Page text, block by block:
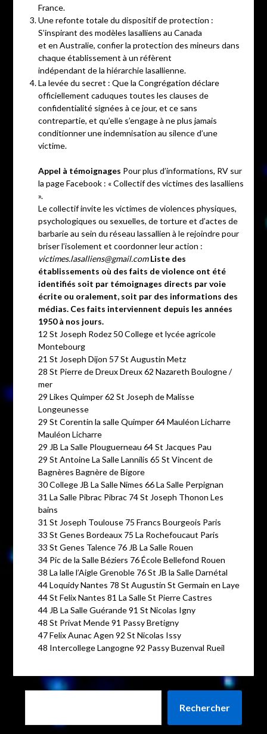
France.
Une refonte totale du dispositif de protection :
S’inspirant des modèles lasalliens au Canada
et en Australie, confier la protection des mineurs dans
chaque établissement à un réfèrent
indépendant de la hiérarchie lasallienne.
La levée du secret : Que la Congrégation déclare
officiellement caduques toutes les clauses de
confidentialité signées à ce jour, et ce sans
contrepartie, et qu’elle s’engage à ne plus jamais
conditionner une indemnisation au silence d’une
victime.
Appel à témoignages Pour plus d’informations, RV sur
la page Facebook : « Collectif des victimes des lasalliens
».
Le collectif invite les victimes de violences physiques,
psychologiques ou sexuelles, de torture et d’actes de
barbarie au sein du réseau lassallien à le rejoindre pour
briser l’isolement et coordonner leur action :
victimes.lasalliens@gmail.comListe des
établissements où des faits de violence ont été
identifiés soit par témoignages directs par voie
écrite ou oralement, soit par des informations des
médias. Ces faits interviennent depuis les années
1950 à nos jours.
12 St Joseph Rodez 50 College et lycée agricole
Montebourg
21 St Joseph Dijon 57 St Augustin Metz
28 St Pierre de Dreux Dreux 62 Nazareth Boulogne /
mer
29 Likes Quimper 62 St Joseph de Malisse
Longeunesse
29 St Corentin la salle Quimper 64 Mauléon Licharre
Mauléon Licharre
29 JB La Salle Plouguerneau 64 St Jacques Pau
29 St Antoine La Salle Lannilis 65 St Vincent de
Bagnères Bagnère de Bigore
30 College JB La Salle Nimes 66 La Salle Perpignan
31 La Salle Pibrac Pibrac 74 St Joseph Thonon Les
bains
31 St Joseph Toulouse 75 Francs Bourgeois Paris
33 St Genes Bordeaux 75 La Rochefoucaut Paris
33 St Genes Talence 76 JB La Salle Rouen
34 Pic de la Salle Béziers 76 École Bellefond Rouen
38 La lalle l’Aigle Grenoble 76 St JB la Salle Darnétal
44 Loquidy Nantes 78 St Augustin St Germain en Laye
44 St Felix Nantes 81 La Salle St Pierre Castres
44 JB La Salle Guérande 91 St Nicolas Igny
48 St Privat Mende 91 Passy Bretigny
47 Felix Aunac Agen 92 St Nicolas Issy
48 Intercollege Langogne 92 Passy Buzenval Rueil
Rechercher